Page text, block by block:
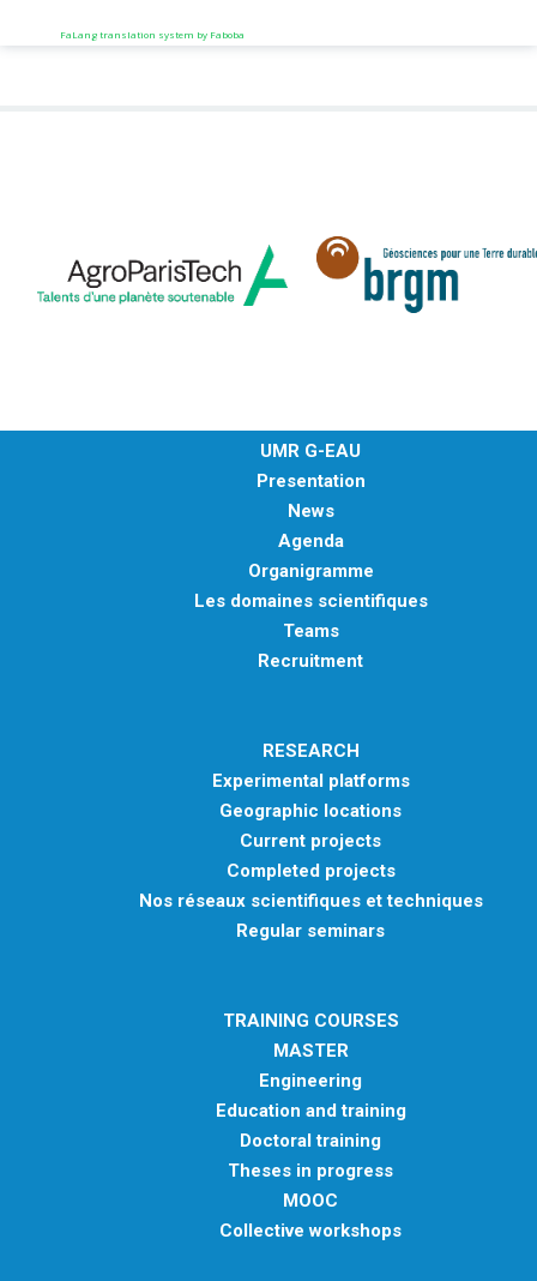
FaLang translation system by Faboba
UMR G-EAU
Presentation
News
Agenda
Organigramme
Les domaines scientifiques
Teams
Recruitment
RESEARCH
Experimental platforms
Geographic locations
Current projects
Completed projects
Nos réseaux scientifiques et techniques
Regular seminars
TRAINING COURSES
MASTER
Engineering
Education and training
Doctoral training
Theses in progress
MOOC
Collective workshops